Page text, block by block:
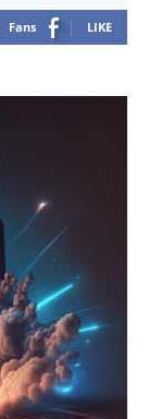
Fans LIKE